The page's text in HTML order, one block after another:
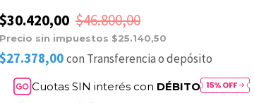
$30.420,00 $46.800,00
Precio sin impuestos $25.140,50
$27.378,00con Transferencia o depósito
Cuotas SIN interés con DÉBITO